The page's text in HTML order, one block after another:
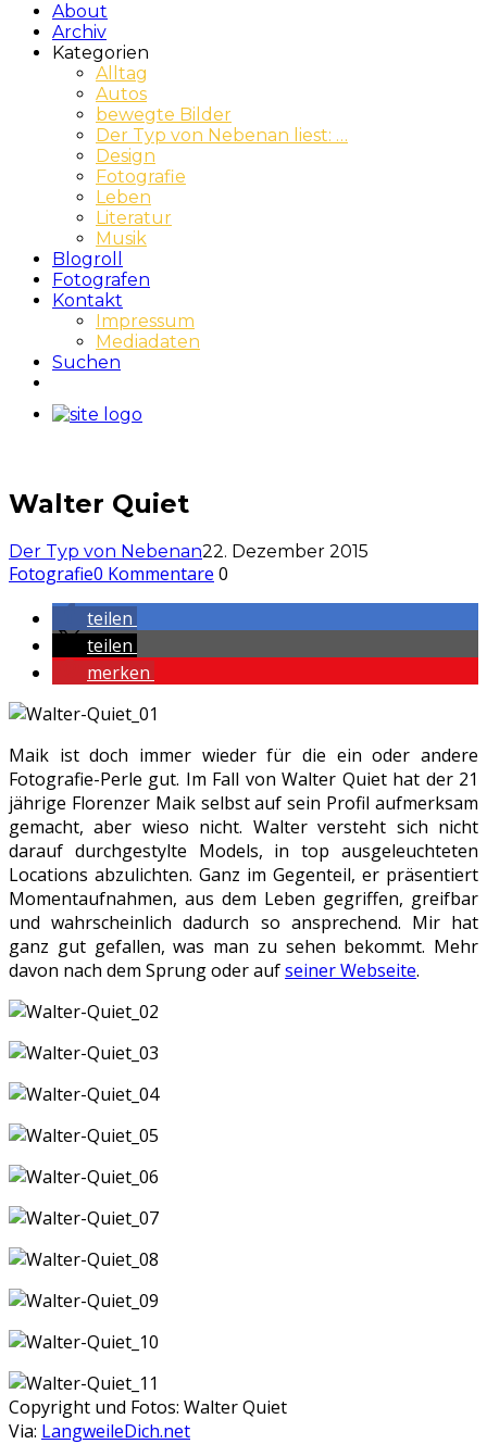
About
Archiv
Kategorien
Alltag
Autos
bewegte Bilder
Der Typ von Nebenan liest: …
Design
Fotografie
Leben
Literatur
Musik
Blogroll
Fotografen
Kontakt
Impressum
Mediadaten
Suchen
Walter Quiet
Der Typ von Nebenan22. Dezember 2015
Fotografie0 Kommentare 0
teilen
teilen
merken
Maik ist doch immer wieder für die ein oder andere
Fotografie-Perle gut. Im Fall von Walter Quiet hat der 21
jährige Florenzer Maik selbst auf sein Profil aufmerksam
gemacht, aber wieso nicht. Walter versteht sich nicht
darauf durchgestylte Models, in top ausgeleuchteten
Locations abzulichten. Ganz im Gegenteil, er präsentiert
Momentaufnahmen, aus dem Leben gegriffen, greifbar
und wahrscheinlich dadurch so ansprechend. Mir hat
ganz gut gefallen, was man zu sehen bekommt. Mehr
davon nach dem Sprung oder aufseiner Webseite.
Copyright und Fotos: Walter Quiet
Via: LangweileDich.net